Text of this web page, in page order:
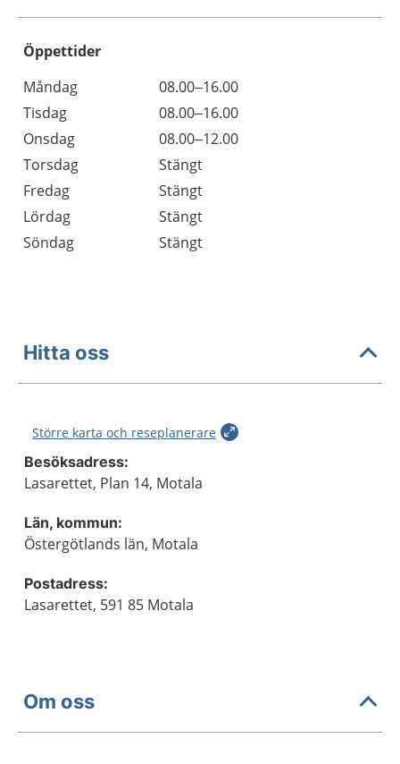
Öppettider
Dag
Öppettider
Kommentarer
Måndag
08.00–16.00
Tisdag
08.00–16.00
Onsdag
08.00–12.00
Torsdag
Stängt
Fredag
Stängt
Lördag
Stängt
Söndag
Stängt
Hitta oss
Större karta och reseplanerare
Besöksadress:
Lasarettet, Plan 14, Motala
Län, kommun:
Östergötlands län, Motala
Postadress:
Lasarettet, 591 85 Motala
Om oss